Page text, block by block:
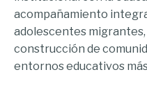
acompañamiento
adolescentes
construcción de
entornos educativos